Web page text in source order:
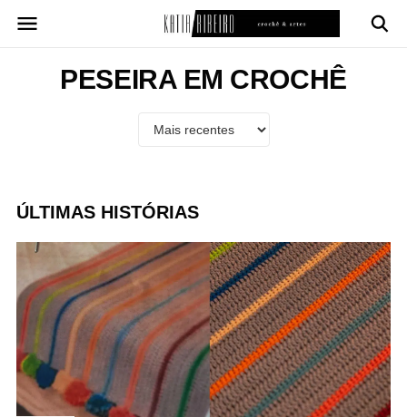
para
PESEIRA EM CROCHÊ
ÚLTIMAS HISTÓRIAS